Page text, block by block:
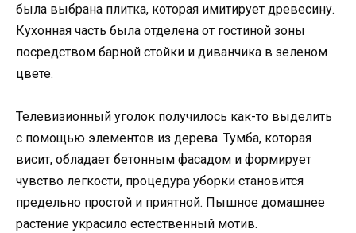
была выбрана плитка, которая имитирует древесину.
Кухонная часть была отделена от гостиной зоны
посредством барной стойки и диванчика в зеленом
цвете.
Телевизионный уголок получилось как-то выделить
с помощью элементов из дерева. Тумба, которая
висит, обладает бетонным фасадом и формирует
чувство легкости, процедура уборки становится
предельно простой и приятной. Пышное домашнее
растение украсило естественный мотив.